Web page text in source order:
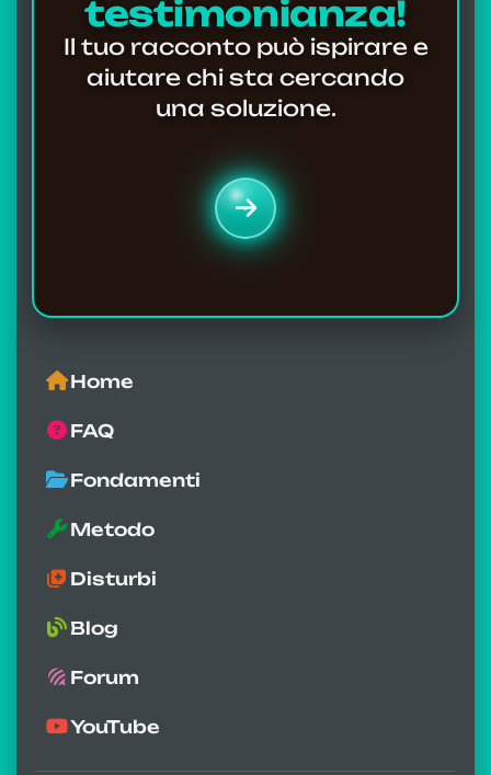
testimonianza!
Il tuo racconto può ispirare e
aiutare chi sta cercando
una soluzione.
Home
FAQ
Fondamenti
Metodo
Disturbi
Blog
Forum
YouTube